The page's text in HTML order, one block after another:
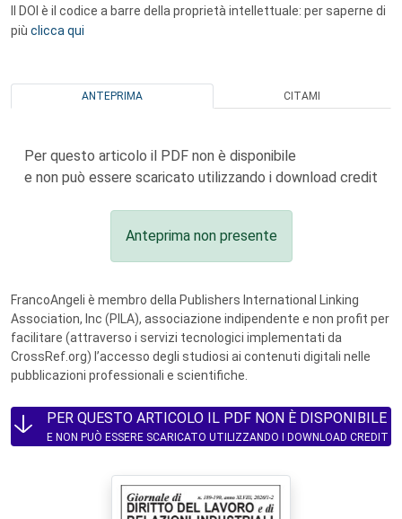
Il DOI è il codice a barre della proprietà intellettuale: per saperne di
più clicca qui
ANTEPRIMA CITAMI
Per questo articolo il PDF non è disponibile
e non può essere scaricato utilizzando i download credit
Anteprima non presente
FrancoAngeli è membro della Publishers International Linking
Association, Inc (PILA), associazione indipendente e non profit per
facilitare (attraverso i servizi tecnologici implementati da
CrossRef.org) l’accesso degli studiosi ai contenuti digitali nelle
pubblicazioni professionali e scientifiche.
PER QUESTO ARTICOLO IL PDF NON È DISPONIBILE
E NON PUÒ ESSERE SCARICATO UTILIZZANDO I DOWNLOAD CREDIT